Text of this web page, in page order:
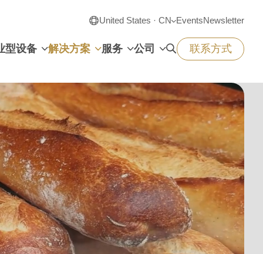
United States · CN EventsNewsletter
型设备 解决方案 服务 公司 联系方式